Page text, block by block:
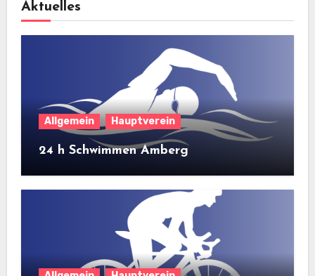
Aktuelles
Allgemein Hauptverein
24 h Schwimmen Amberg